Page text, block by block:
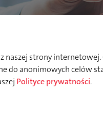
naszej strony
do anonimowych celów
Polityce prywatności.